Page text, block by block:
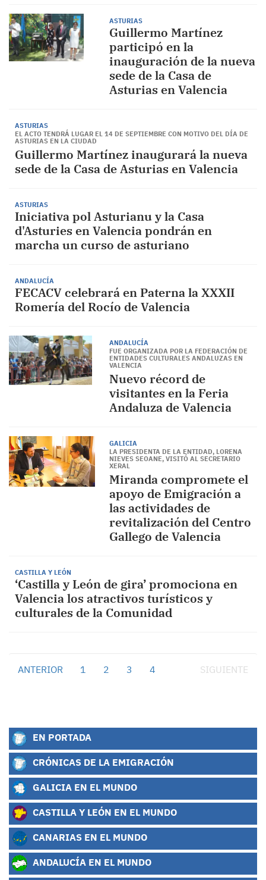
ASTURIAS
Guillermo Martínez
participó en la
inauguración de la nueva
sede de la Casa de
Asturias en Valencia
ASTURIAS
EL ACTO TENDRÁ LUGAR EL 14 DE SEPTIEMBRE CON MOTIVO DEL DÍA DE
ASTURIAS EN LA CIUDAD
Guillermo Martínez inaugurará la nueva
sede de la Casa de Asturias en Valencia
ASTURIAS
Iniciativa pol Asturianu y la Casa
d'Asturies en Valencia pondrán en
marcha un curso de asturiano
ANDALUCÍA
FECACV celebrará en Paterna la XXXII
Romería del Rocío de Valencia
ANDALUCÍA
FUE ORGANIZADA POR LA FEDERACIÓN DE
ENTIDADES CULTURALES ANDALUZAS EN
VALENCIA
Nuevo récord de
visitantes en la Feria
Andaluza de Valencia
GALICIA
LA PRESIDENTA DE LA ENTIDAD, LORENA
NIEVES SEOANE, VISITÓ AL SECRETARIO
XERAL
Miranda compromete el
apoyo de Emigración a
las actividades de
revitalización del Centro
Gallego de Valencia
CASTILLA Y LEÓN
‘Castilla y León de gira’ promociona en
Valencia los atractivos turísticos y
culturales de la Comunidad
ANTERIOR 1 2 3 4 SIGUIENTE
EN PORTADA
CRÓNICAS DE LA EMIGRACIÓN
GALICIA EN EL MUNDO
CASTILLA Y LEÓN EN EL MUNDO
CANARIAS EN EL MUNDO
ANDALUCÍA EN EL MUNDO